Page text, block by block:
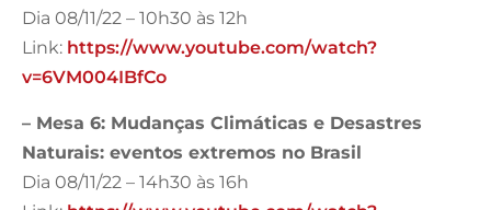
Dia 08/11/22 – 10h30 às 12h
Link: https://www.youtube.com/watch?
v=6VM004IBfCo
– Mesa 6: Mudanças Climáticas e Desastres
Naturais: eventos extremos no Brasil
Dia 08/11/22 – 14h30 às 16h